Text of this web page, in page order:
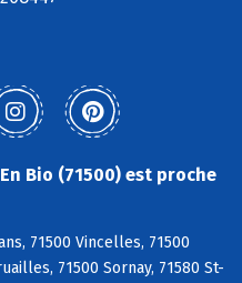
Bio (71500) est proche
71500 Vincelles, 71500
71500 Sornay, 71580 St-